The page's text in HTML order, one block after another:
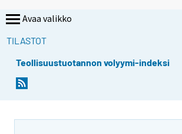
Avaa valikko
TILASTOT
Teollisuustuotannon volyymi-indeksi